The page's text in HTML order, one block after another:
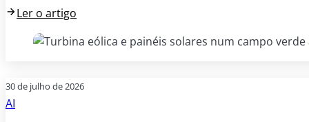
Ler o artigo
30 de julho de 2026
AI